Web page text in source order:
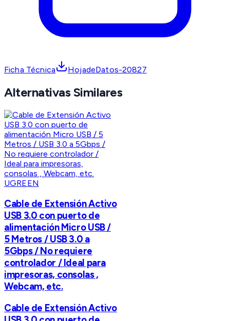
Ficha Técnica HojadeDatos-20827
Alternativas Similares
UGREEN
Cable de Extensión Activo
USB 3.0 con puerto de
alimentación Micro USB /
5 Metros / USB 3.0 a
5Gbps / No requiere
controlador / Ideal para
impresoras, consolas ,
Webcam, etc.
Cable de Extensión Activo